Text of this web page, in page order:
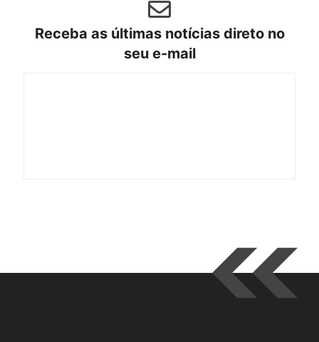
Receba as últimas notícias direto no
seu e-mail